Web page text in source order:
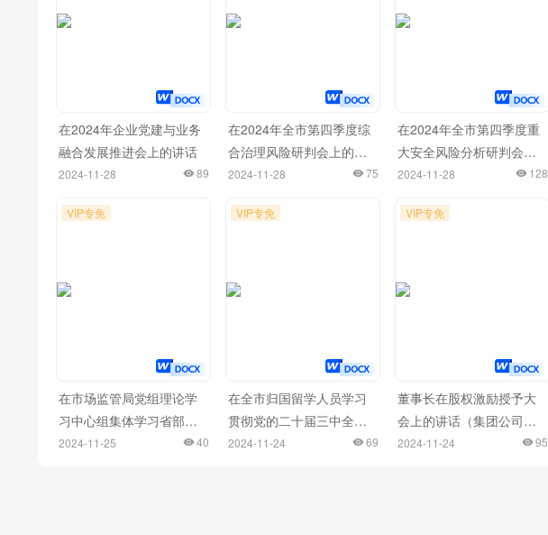
在2024年企业党建与业务
融合发展推进会上的讲话
2024-11-28 89
在2024年全市第四季度综
合治理风险研判会上的讲
话
2024-11-28 75
在2024年全市第四季度重
大安全风险分析研判会上
的讲话
2024-11-28 128
VIP专免
在市场监管局党组理论学
习中心组集体学习省部级
主要领导干部学习贯彻党
2024-11-25 40
VIP专免
在全市归国留学人员学习
贯彻党的二十届三中全会
精神座谈会上的发言材料
2024-11-24 69
VIP专免
董事长在股权激励授予大
会上的讲话（集团公司）
（2篇）
2024-11-24 95